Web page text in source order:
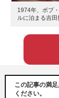
1974年、ボブ
ルに泊まる吉田
この記事の満
ください。